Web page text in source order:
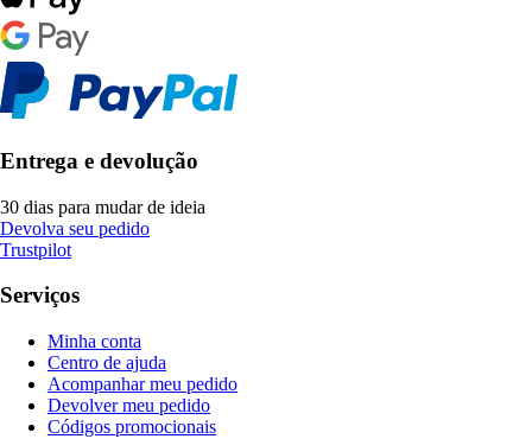
Entrega e devolução
30 dias para mudar de ideia
Devolva seu pedido
Trustpilot
Serviços
Minha conta
Centro de ajuda
Acompanhar meu pedido
Devolver meu pedido
Códigos promocionais